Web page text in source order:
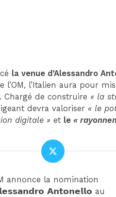
la venue d’Alessandro
l’OM, l’Italien aura pour
Chargé de construire « la
devra valoriser « le
digitale » et le«
annonce la nomination
𝗔𝗻𝘁𝗼𝗻𝗲𝗹𝗹𝗼 au